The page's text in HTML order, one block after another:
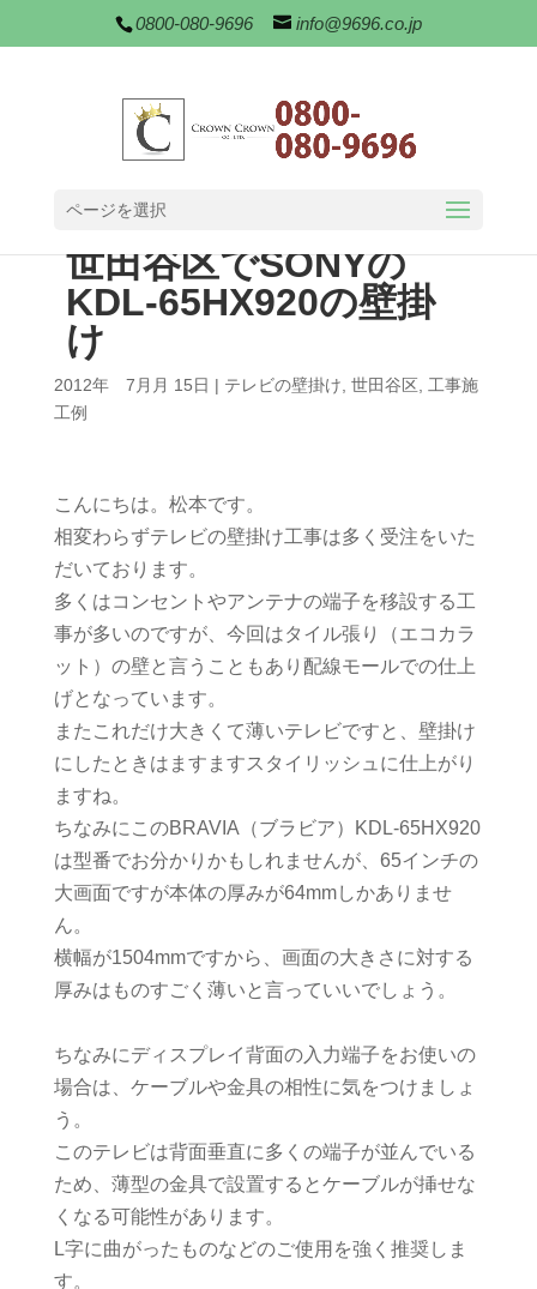
0800-080-9696 info@9696.co.jp
ページを選択
世田谷区でSONYの
KDL-65HX920の壁掛
け
2012年 7月月 15日 | テレビの壁掛け 世田谷区
工事施
工例
こんにちは。松本です。
相変わらずテレビの壁掛け工事は多く受注をいた
だいております。
多くはコンセントやアンテナの端子を移設する工
事が多いのですが、今回はタイル張り（エコカラ
ット）の壁と言うこともあり配線モールでの仕上
げとなっています。
またこれだけ大きくて薄いテレビですと、壁掛け
にしたときはますますスタイリッシュに仕上がり
ますね。
ちなみにこのBRAVIA（ブラビア）KDL-65HX920
は型番でお分かりかもしれませんが、65インチの
大画面ですが本体の厚みが64mmしかありませ
ん。
横幅が1504mmですから、画面の大きさに対する
厚みはものすごく薄いと言っていいでしょう。
ちなみにディスプレイ背面の入力端子をお使いの
場合は、ケーブルや金具の相性に気をつけましょ
う。
このテレビは背面垂直に多くの端子が並んでいる
ため、薄型の金具で設置するとケーブルが挿せな
くなる可能性があります。
L字に曲がったものなどのご使用を強く推奨しま
す。